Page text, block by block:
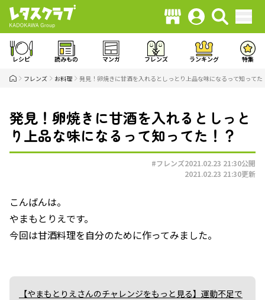
レシピ 読みもの マンガ フレンズ ランキング 特集
フレンズ お料理 発見！卵焼きに甘酒を入れるとしっとり上品な味になるって知ってた
発見！卵焼きに甘酒を入れるとしっと
り上品な味になるって知ってた！？
#フレンズ2021.02.23 21:30公開
2021.02.23 21:30更新
こんばんは。
やまもとりえです。
今回は甘酒料理を自分のために作ってみました。
【やまもとりえさんのチャレンジをもっと見る】運動不足で